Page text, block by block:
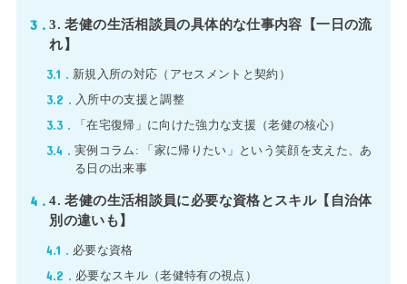
3
3. 老健の生活相談員の具体的な仕事内容【一日の流
れ】
3.1 新規入所の対応（アセスメントと契約）
3.2 入所中の支援と調整
3.3 「在宅復帰」に向けた強力な支援（老健の核心）
3.4
実例コラム: 「家に帰りたい」という笑顔を支えた、あ
る日の出来事
4
4. 老健の生活相談員に必要な資格とスキル【自治体
別の違いも】
4.1 必要な資格
4.2 必要なスキル（老健特有の視点）